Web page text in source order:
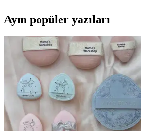
Ayın popüler yazıları